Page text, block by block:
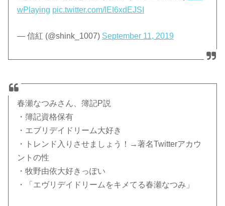
wPlaying pic.twitter.com/lEI6xdEJSI
— 信紅 (@shink_1007) September 11, 2019
春瀬なつみさん、簿記P説
・簿記資格保有
・エブリデイドリーム大好き
・トレンド入りさせましょう！→著名Twitterアカウ
ントの性
・牧野由依大好きっぽい
・「エヴリデイドリームをキメてる春瀬なつみ」